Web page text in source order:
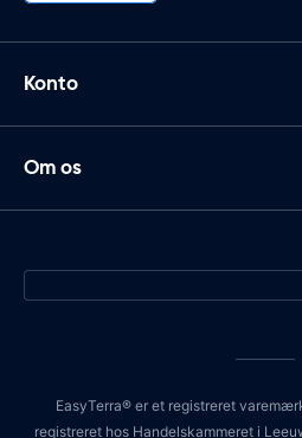
Konto
Om os
EasyTerra® er et registreret
registreret hos Handelskammeret i